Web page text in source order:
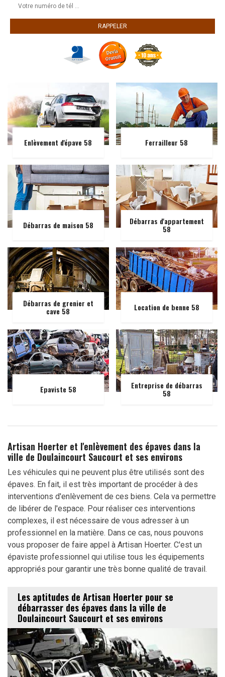
Enlèvement d'épave 58 Ferrailleur 58
Débarras de maison 58 Débarras d'appartement
58
Débarras de grenier et
cave 58 Location de benne 58
Epaviste 58 Entreprise de débarras
58
Artisan Hoerter et l'enlèvement des épaves dans la
ville de Doulaincourt Saucourt et ses environs
Les véhicules qui ne peuvent plus être utilisés sont des
épaves. En fait, il est très important de procéder à des
interventions d'enlèvement de ces biens. Cela va permettre
de libérer de l'espace. Pour réaliser ces interventions
complexes, il est nécessaire de vous adresser à un
professionnel en la matière. Dans ce cas, nous pouvons
vous proposer de faire appel à Artisan Hoerter. C'est un
épaviste professionnel qui utilise tous les équipements
appropriés pour garantir une très bonne qualité de travail.
Les aptitudes de Artisan Hoerter pour se
débarrasser des épaves dans la ville de
Doulaincourt Saucourt et ses environs